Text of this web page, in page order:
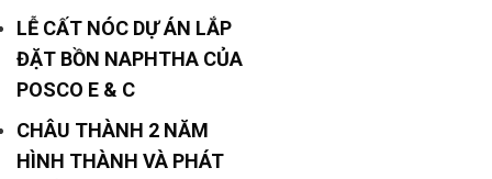
LỄ CẤT NÓC DỰ ÁN LẮP
ĐẶT BỒN NAPHTHA CỦA
POSCO E & C
CHÂU THÀNH 2 NĂM
HÌNH THÀNH VÀ PHÁT